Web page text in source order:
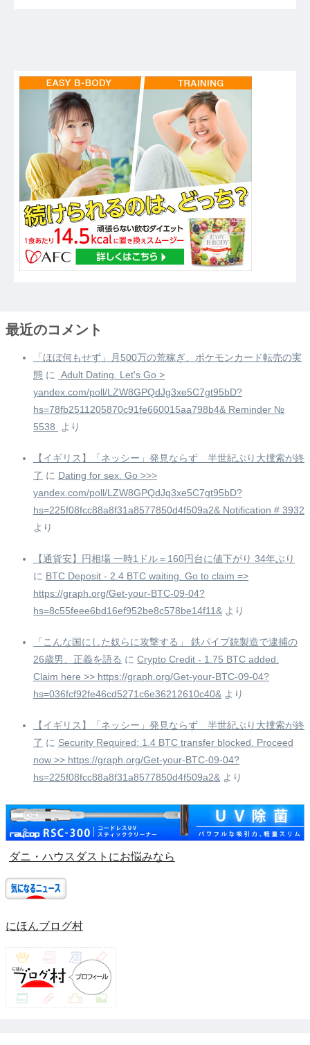
最近のコメント
「ほぼ何もせず」月500万の荒稼ぎ、ポケモンカード転売の実
態 に
️ Adult Dating. Let's Go >
yandex.com/poll/LZW8GPQdJg3xe5C7gt95bD?
hs=78fb2511205870c91fe660015aa798b4& Reminder №
5538 ️
より
【イギリス】「ネッシー」発見ならず 半世紀ぶり大捜索が終
了 に Dating for sex. Go >>>
yandex.com/poll/LZW8GPQdJg3xe5C7gt95bD?
hs=225f08fcc88a8f31a8577850d4f509a2& Notification # 3932
より
【通貨安】円相場 一時1ドル＝160円台に値下がり 34年ぶり
に BTC Deposit - 2.4 BTC waiting. Go to claim =>
https://graph.org/Get-your-BTC-09-04?
hs=8c55feee6bd16ef952be8c578be14f11& より
「こんな国にした奴らに攻撃する」 鉄パイプ銃製造で逮捕の
26歳男、正義を語る に Crypto Credit - 1.75 BTC added.
Claim here >> https://graph.org/Get-your-BTC-09-04?
hs=036fcf92fe46cd5271c6e36212610c40& より
【イギリス】「ネッシー」発見ならず 半世紀ぶり大捜索が終
了 に Security Required: 1.4 BTC transfer blocked. Proceed
now >> https://graph.org/Get-your-BTC-09-04?
hs=225f08fcc88a8f31a8577850d4f509a2& より
ダニ・ハウスダストにお悩みなら
にほんブログ村